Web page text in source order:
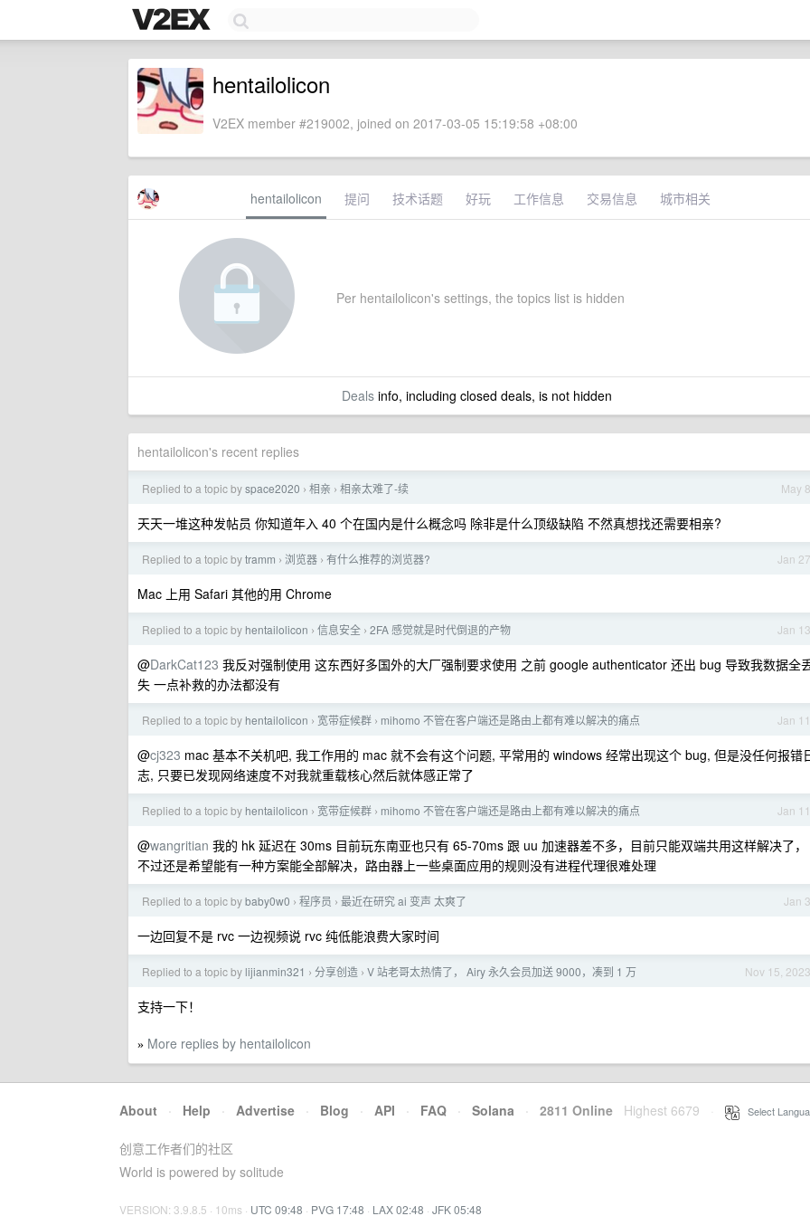
hentailolicon
V2EX member #219002, joined on 2017-03-05 15:19:58 +08:00
hentailolicon 提问 技术话题 好玩 工作信息 交易信息 城市相关
Per hentailolicon's settings, the topics list is hidden
Dealsinfo, including closed deals, is not hidden
hentailolicon's recent replies
May 8
Replied to a topic byspace2020 › 相亲 › 相亲太难了-续
天天一堆这种发帖员 你知道年入 40 个在国内是什么概念吗 除非是什么顶级缺陷 不然真想找还需要相亲?
Jan 27
Replied to a topic bytramm › 浏览器 › 有什么推荐的浏览器?
Mac 上用 Safari 其他的用 Chrome
Jan 13
Replied to a topic by hentailolicon › 信息安全 › 2FA 感觉就是时代倒退的产物
@DarkCat123 我反对强制使用 这东西好多国外的大厂强制要求使用 之前 google authenticator 还出 bug 导致我数据全
失 一点补救的办法都没有
Jan 11
Replied to a topic by hentailolicon › 宽带症候群 › mihomo 不管在客户端还是路由上都有难以解决的痛点
@cj323 mac 基本不关机吧, 我工作用的 mac 就不会有这个问题, 平常用的 windows 经常出现这个 bug, 但是没任何报错
志, 只要已发现网络速度不对我就重载核心然后就体感正常了
Jan 11
Replied to a topic by hentailolicon › 宽带症候群 › mihomo 不管在客户端还是路由上都有难以解决的痛点
@wangritian 我的 hk 延迟在 30ms 目前玩东南亚也只有 65-70ms 跟 uu 加速器差不多，目前只能双端共用这样解决了，
不过还是希望能有一种方案能全部解决，路由器上一些桌面应用的规则没有进程代理很难处理
Jan 3
Replied to a topic bybaby0w0 › 程序员 › 最近在研究 ai 变声 太爽了
一边回复不是 rvc 一边视频说 rvc 纯低能浪费大家时间
Nov 15, 2023
Replied to a topic by lijianmin321 › 分享创造 › V 站老哥太热情了， Airy 永久会员加送 9000，凑到 1 万
支持一下！
» More replies by hentailolicon
About · Help · Advertise · Blog · API · FAQ · Solana · 2811 Online Highest 6679 Select
创意工作者们的社区
World is powered by solitude
VERSION: 3.9.8.5 · 10ms · UTC 09:48 · PVG 17:48 · LAX 02:48 · JFK 05:48